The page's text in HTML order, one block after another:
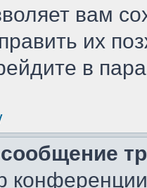
вам
их
в